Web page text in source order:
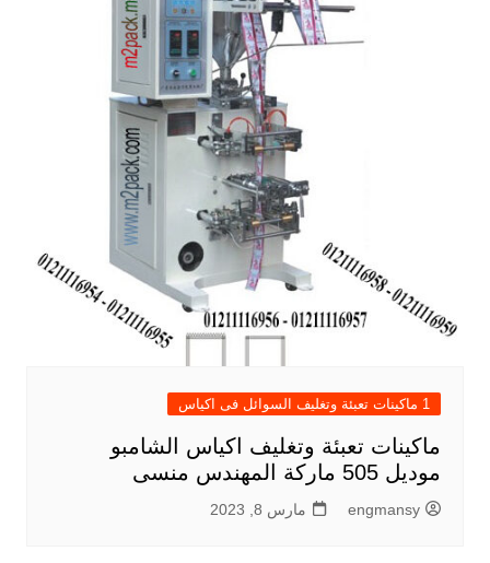
1 ماكينات تعبئة وتغليف السوائل فى اكياس
ماكينات تعبئة وتغليف اكياس الشامبو
موديل 505 ماركة المهندس منسى
engmansy مارس 8, 2023